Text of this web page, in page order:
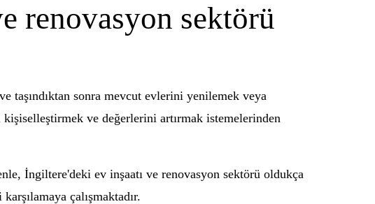
renovasyon sektörü
taşındıktan sonra mevcut evlerini yenilemek veya
ve değerlerini artırmak istemelerinden
İngiltere'deki ev inşaatı ve renovasyon sektörü oldukça
çalışmaktadır.